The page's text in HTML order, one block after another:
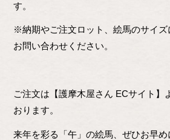
す。
※納期やご注文ロット、絵馬のサイズ
お問い合わせください。
ご注文は【護摩木屋さん ECサイト】
おります。
来年を彩る「午」の絵馬、ぜひお早め